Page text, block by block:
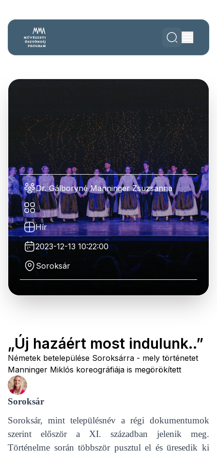
Dr. Gálboryné Manninger Zsuzsanna
Hír
2023-12-13 10:22:00
Soroksár
„Új hazáért most indulunk..”
Németek betelepülése Soroksárra - mely történetet
Manninger Miklós koreográfiája is megörökített
Soroksár
Soroksár, mint településnév a régi dokumentumok
szerint először a XI. században jelenik meg.
Történelme során többször pusztul el és üresedik ki